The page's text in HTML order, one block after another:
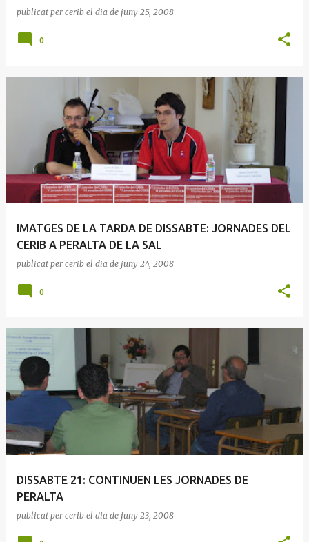
publicat per cerib el dia de juny 25, 2008
0
IMATGES DE LA TARDA DE DISSABTE: JORNADES DEL
CERIB A PERALTA DE LA SAL
publicat per cerib el dia de juny 24, 2008
0
DISSABTE 21: CONTINUEN LES JORNADES DE
PERALTA
publicat per cerib el dia de juny 23, 2008